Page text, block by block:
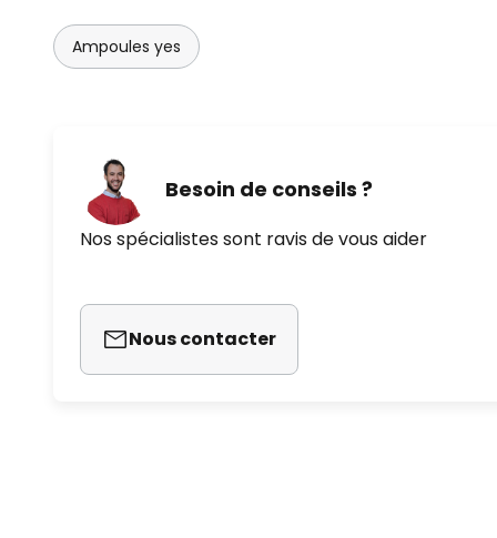
Ampoules yes
Besoin de conseils ?
Nos spécialistes sont ravis de vous aider
Nous contacter